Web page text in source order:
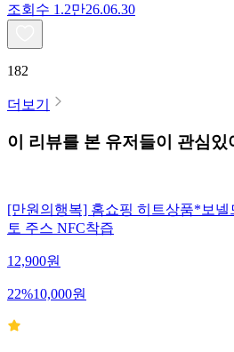
조회수 1.2만26.06.30
182
더보기
이 리뷰를 본 유저들이 관심있
[만원의행복] 홈쇼핑 히트상품*보
토 주스 NFC착즙
12,900원
22%10,000원